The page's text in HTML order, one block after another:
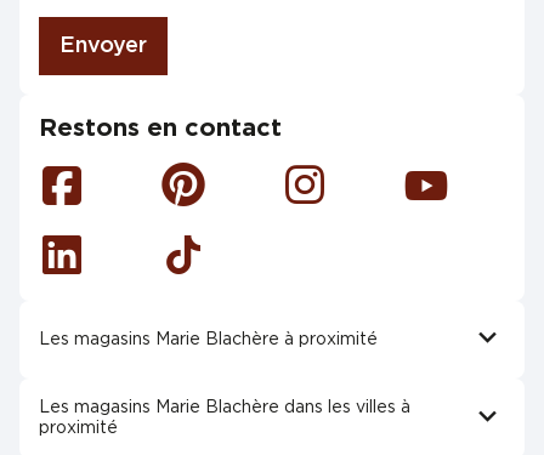
Envoyer
Restons en contact
Facebook Pinterest Instagram Youtube
Linkedin Tiktok
Les magasins Marie Blachère à proximité
Les magasins Marie Blachère dans les villes à
proximité